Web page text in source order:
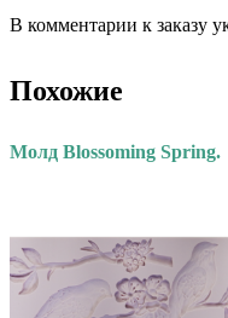
В комментарии к заказу
Похожие
Молд Blossoming Spring.